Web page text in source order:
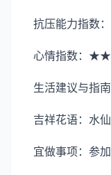
抗压能力指数
心情指数：
生活建议与指南
吉祥花语：水
宜做事项：参